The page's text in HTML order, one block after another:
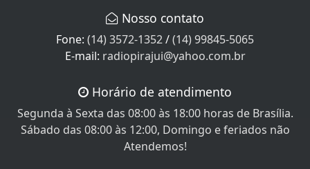
Nosso contato
Fone: (14) 3572-1352/(14) 99845-5065
E-mail: radiopirajui@yahoo.com.br
Horário de atendimento
Segunda à Sexta das 08:00 às 18:00 horas de Brasília.
Sábado das 08:00 às 12:00, Domingo e feriados não
Atendemos!